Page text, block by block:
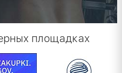
площадках